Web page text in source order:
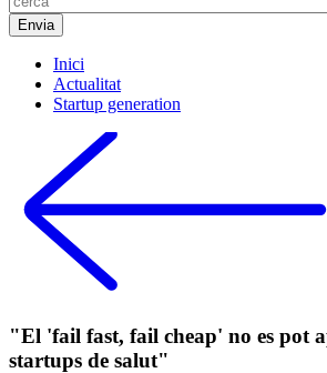
Inici
Actualitat
Startup generation
"El 'fail fast, fail cheap' no es pot
startups de salut"